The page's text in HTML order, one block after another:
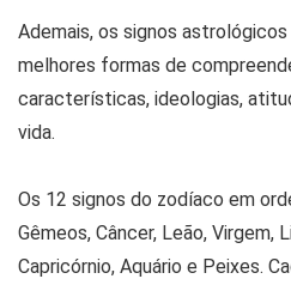
Ademais, os signos
melhores formas de
características, ideologias,
vida.
Os 12 signos do zodíaco em
Gêmeos, Câncer, Leão, Virgem,
Capricórnio, Aquário e Peixes.